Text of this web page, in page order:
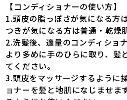
【コンディショナーの使い方】
1.頭皮の脂っぽさが気になる方
つきが気になる方は普通・乾燥
2.洗髪後、適量のコンディショ
より多めに手のひらに取り、髪
てください。
3.頭皮をマッサージするように
ョナーを髪と地肌になじませま